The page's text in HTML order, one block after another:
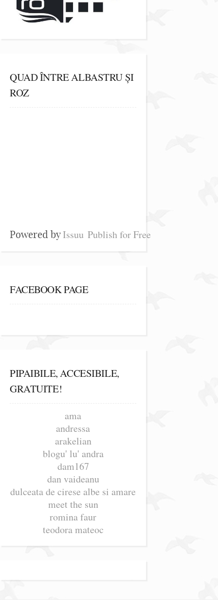
QUAD ÎNTRE ALBASTRU ȘI
ROZ
Powered byIssuu Publish for Free
FACEBOOK PAGE
PIPAIBILE, ACCESIBILE,
GRATUITE!
ama
andressa
arakelian
blogu' lu' andra
dam167
dan vaideanu
dulceata de cirese albe si amare
meet the sun
romina faur
teodora mateoc